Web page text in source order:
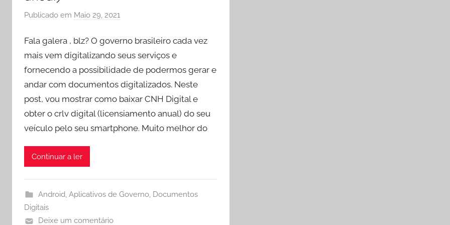
Publicado em Maio 29, 2021
r
e
v
h
a
Fala galera , blz? O governo brasileiro cada vez
mais vem digitalizando seus serviços e
fornecendo a possibilidade de podermos gerar e
andar com documentos digitalizados. Neste
post, vou mostrar como baixar CNH Digital e
obter o crlv digital (licensiamento anual) do seu
veículo pelo seu smartphone. Muito melhor do
Continuar a ler
Android, Aplicativos de Governo, Documentos
Digitais
Deixe um comentário